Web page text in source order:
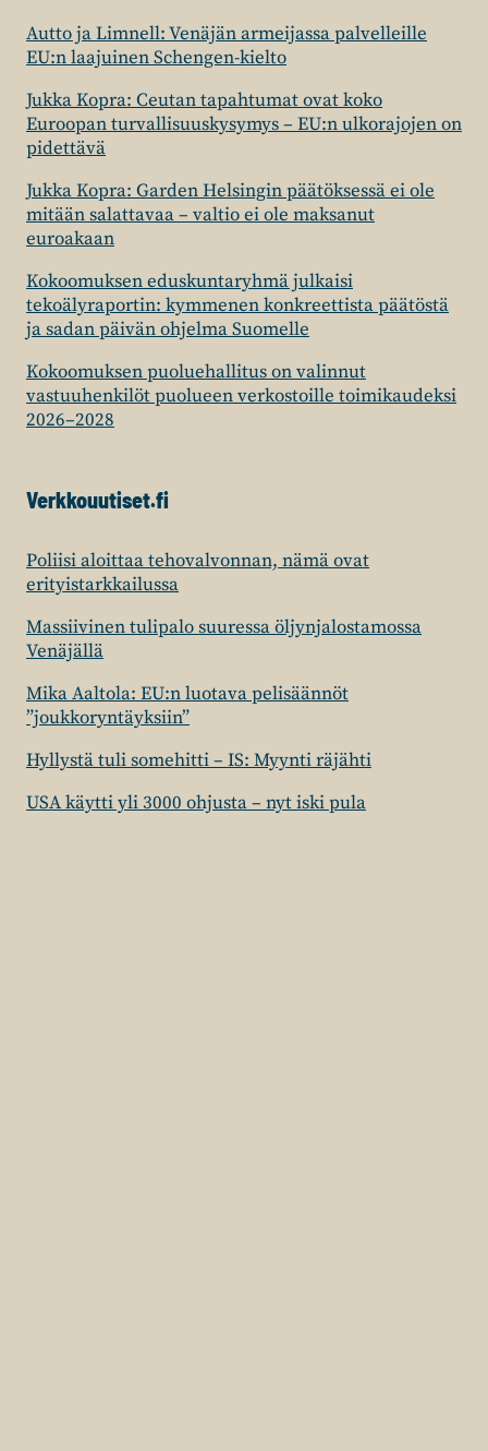
Autto ja Limnell: Venäjän armeijassa palvelleille
EU:n laajuinen Schengen-kielto
Jukka Kopra: Ceutan tapahtumat ovat koko
Euroopan turvallisuuskysymys – EU:n ulkorajojen on
pidettävä
Jukka Kopra: Garden Helsingin päätöksessä ei ole
mitään salattavaa – valtio ei ole maksanut
euroakaan
Kokoomuksen eduskuntaryhmä julkaisi
tekoälyraportin: kymmenen konkreettista päätöstä
ja sadan päivän ohjelma Suomelle
Kokoomuksen puoluehallitus on valinnut
vastuuhenkilöt puolueen verkostoille toimikaudeksi
2026–2028
Verkkouutiset.fi
Poliisi aloittaa tehovalvonnan, nämä ovat
erityistarkkailussa
Massiivinen tulipalo suuressa öljynjalostamossa
Venäjällä
Mika Aaltola: EU:n luotava pelisäännöt
”joukkoryntäyksiin”
Hyllystä tuli somehitti – IS: Myynti räjähti
USA käytti yli 3000 ohjusta – nyt iski pula